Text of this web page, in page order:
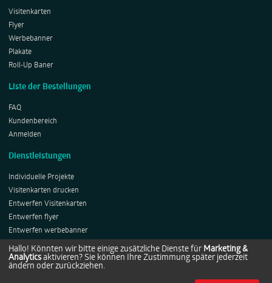
Visitenkarten
Flyer
Werbebanner
Plakate
Roll-Up Baner
Liste der Bestellungen
FAQ
Kundenbereich
Anmelden
Dienstleistungen
Individuelle Projekte
Visitenkarten drucken
Entwerfen Visitenkarten
Entwerfen flyer
Entwerfen werbebanner
Entwerfen Plakates
Entwerfen Roll-ups
Hallo! Könnten wir bitte einige zusätzliche Dienste für Marketing &
Analytics aktivieren? Sie können Ihre Zustimmung später jederzeit
ändern oder zurückziehen.